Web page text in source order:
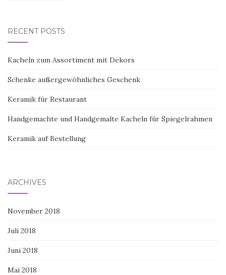
RECENT POSTS
Kacheln zum Assortiment mit Dekors
Schenke außergewöhnliches Geschenk
Keramik für Restaurant
Handgemachte und Handgemalte Kacheln für Spiegelrahmen
Keramik auf Bestellung
ARCHIVES
November 2018
Juli 2018
Juni 2018
Mai 2018